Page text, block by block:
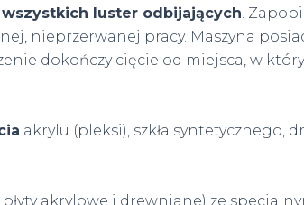
luster odbijających.
nieprzerwanej pracy. Maszyna
dokończy cięcie od miejsca, w
akrylu (pleksi), szkła syntetycznego,
akrylowe i drewniane) ze